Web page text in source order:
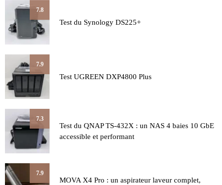
7.8
Test du Synology DS225+
7.9
Test UGREEN DXP4800 Plus
7.3
Test du QNAP TS-432X : un NAS 4 baies 10 GbE
accessible et performant
7.9
MOVA X4 Pro : un aspirateur laveur complet,